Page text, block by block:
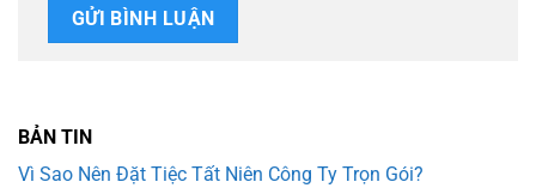
BẢN TIN
Vì Sao Nên Đặt Tiệc Tất Niên Công Ty Trọn Gói?